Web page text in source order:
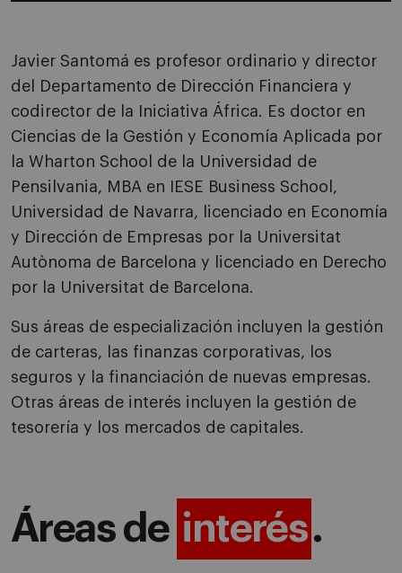
Javier Santomá es profesor ordinario y director
del Departamento de Dirección Financiera y
codirector de la Iniciativa África. Es doctor en
Ciencias de la Gestión y Economía Aplicada por
la Wharton School de la Universidad de
Pensilvania, MBA en
IESE Business School,
Universidad de Navarra,
licenciado en Economía
y Dirección de Empresas por la Universitat
Autònoma de Barcelona y licenciado en Derecho
por la Universitat de Barcelona.
Sus áreas de especialización incluyen la gestión
de carteras, las finanzas corporativas, los
seguros y la financiación de nuevas empresas.
Otras áreas de interés incluyen la gestión de
tesorería y los mercados de capitales.
Áreas de interés.